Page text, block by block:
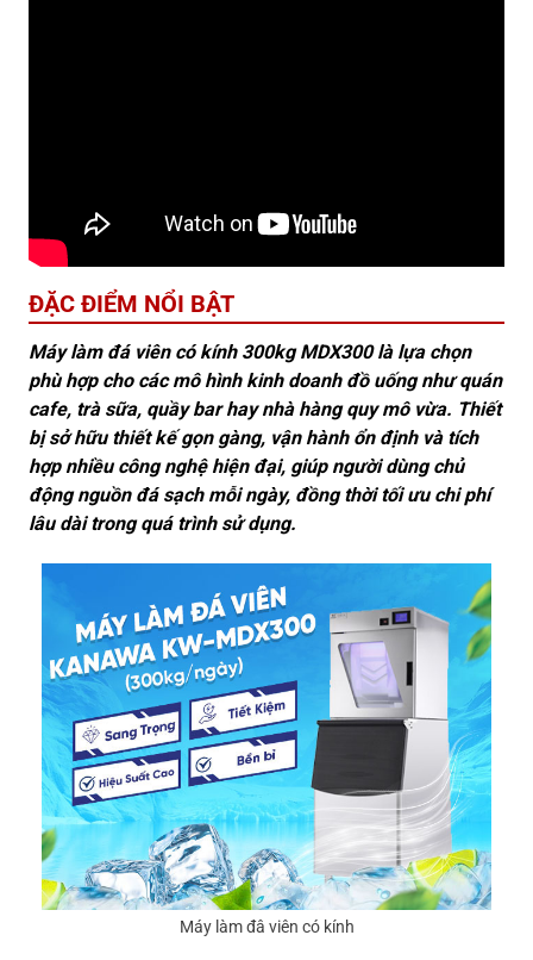
ĐẶC ĐIỂM NỔI BẬT
Máy làm đá viên có kính 300kg MDX300 là lựa chọn
phù hợp cho các mô hình kinh doanh đồ uống như quán
cafe, trà sữa, quầy bar hay nhà hàng quy mô vừa. Thiết
bị sở hữu thiết kế gọn gàng, vận hành ổn định và tích
hợp nhiều công nghệ hiện đại, giúp người dùng chủ
động nguồn đá sạch mỗi ngày, đồng thời tối ưu chi phí
lâu dài trong quá trình sử dụng.
Máy làm đâ viên có kính